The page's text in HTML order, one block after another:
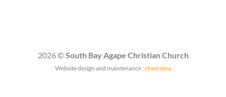
2026 ©South Bay Agape Christian Church
Website design and maintenance : cheeridea